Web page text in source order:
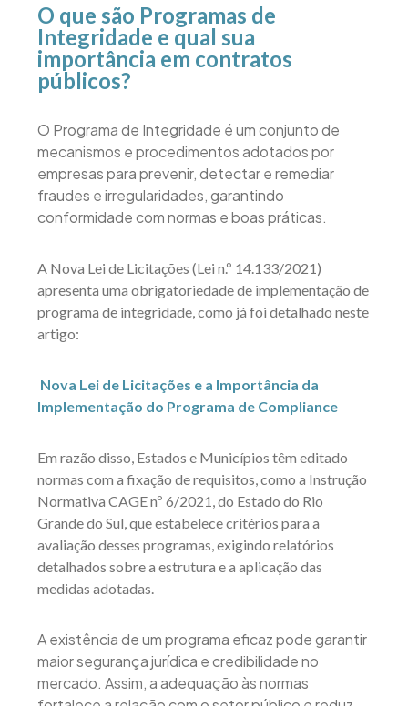
O que são Programas de
Integridade e qual sua
importância em contratos
públicos?
O Programa de Integridade é um conjunto de
mecanismos e procedimentos adotados por
empresas para prevenir, detectar e remediar
fraudes e irregularidades, garantindo
conformidade com normas e boas práticas.
A Nova Lei de Licitações (Lei n.º 14.133/2021)
apresenta uma obrigatoriedade de implementação de
programa de integridade, como já foi detalhado neste
artigo:
Nova Lei de Licitações e a Importância da
Implementação do Programa de Compliance
Em razão disso, Estados e Municípios têm editado
normas com a fixação de requisitos, como a Instrução
Normativa CAGE nº 6/2021, do Estado do Rio
Grande do Sul, que estabelece critérios para a
avaliação desses programas, exigindo relatórios
detalhados sobre a estrutura e a aplicação das
medidas adotadas.
A existência de um programa eficaz pode garantir
maior segurança jurídica e credibilidade no
mercado. Assim, a adequação às normas